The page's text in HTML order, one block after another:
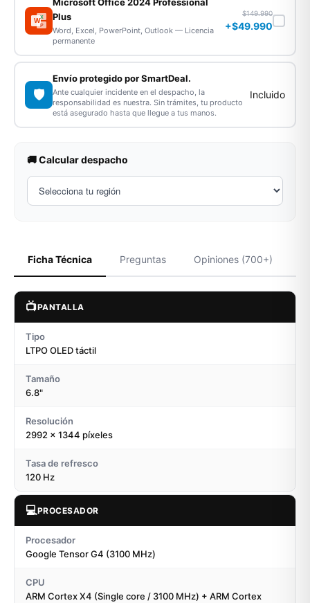
WX
P
Plus
Word, Excel, PowerPoint, Outlook — Licencia
permanente
$149.990
+$49.990
🛡️
Envío protegido por SmartDeal.
Ante cualquier incidente en el despacho, la
responsabilidad es nuestra. Sin trámites, tu producto
está asegurado hasta que llegue a tus manos.
Incluido
🚚 Calcular despacho
Ficha Técnica Preguntas Opiniones (700+)
📺PANTALLA
Tipo
LTPO OLED táctil
Tamaño
6.8"
Resolución
2992 x 1344 píxeles
Tasa de refresco
120 Hz
💻PROCESADOR
Procesador
Google Tensor G4 (3100 MHz)
CPU
ARM Cortex X4 (Single core / 3100 MHz) + ARM Cortex